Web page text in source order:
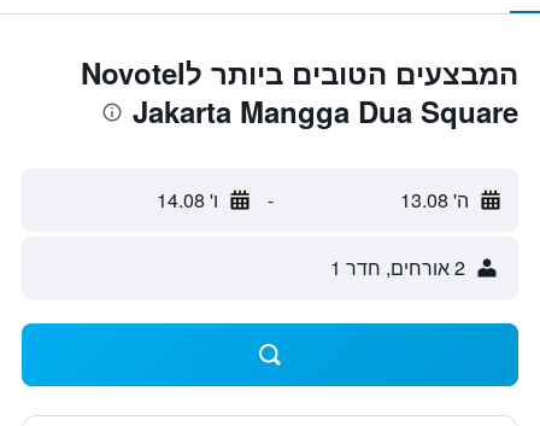
המבצעים הטובים ביותר לNovotel
Jakarta Mangga Dua Square
ה' 13.08 - ו' 14.08
2 אורחים, חדר 1